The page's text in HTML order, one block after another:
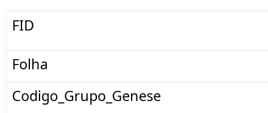
FID
Folha
Codigo_Grupo_Genese